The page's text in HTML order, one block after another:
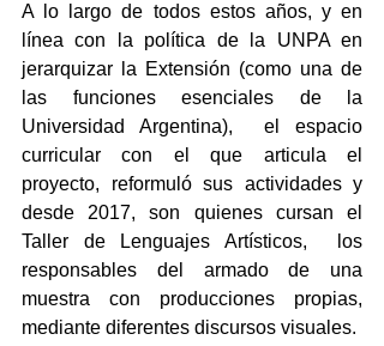
A lo largo de todos estos años, y en
línea con la política de la UNPA en
jerarquizar la Extensión (como una de
las funciones esenciales de la
Universidad Argentina),  el espacio
curricular con el que articula el
proyecto, reformuló sus actividades y
desde 2017, son quienes cursan el
Taller de Lenguajes Artísticos,  los
responsables del armado de una
muestra con producciones propias,
mediante diferentes discursos visuales.